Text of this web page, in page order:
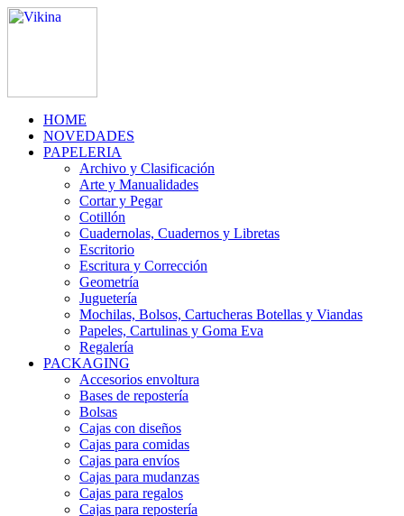
HOME
NOVEDADES
PAPELERIA
Archivo y Clasificación
Arte y Manualidades
Cortar y Pegar
Cotillón
Cuadernolas, Cuadernos y Libretas
Escritorio
Escritura y Corrección
Geometría
Juguetería
Mochilas, Bolsos, Cartucheras Botellas y Viandas
Papeles, Cartulinas y Goma Eva
Regalería
PACKAGING
Accesorios envoltura
Bases de repostería
Bolsas
Cajas con diseños
Cajas para comidas
Cajas para envíos
Cajas para mudanzas
Cajas para regalos
Cajas para repostería